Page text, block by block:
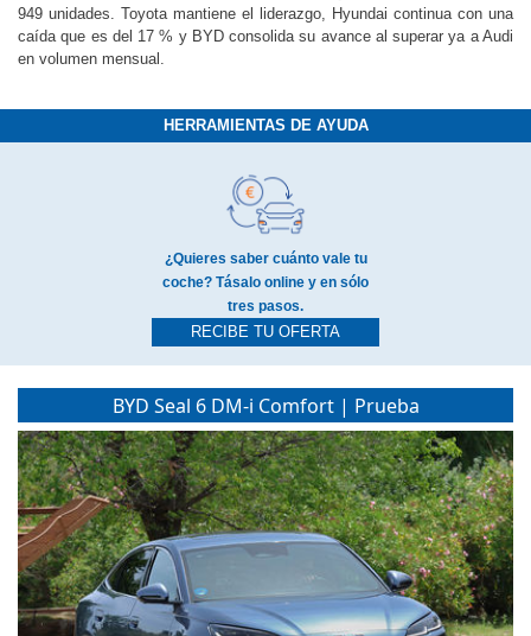
Las matriculaciones de turismos crecieron en julio un 3,7 %, hasta 101
949 unidades. Toyota mantiene el liderazgo, Hyundai continua con una
caída que es del 17 % y BYD consolida su avance al superar ya a Audi
HERRAMIENTAS DE AYUDA
¿Quieres saber cuánto vale tu
coche? Tásalo online y en sólo
tres pasos.
RECIBE TU OFERTA
BYD Seal 6 DM-i Comfort | Prueba